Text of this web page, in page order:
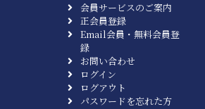
会員サービスのご案内
正会員登録
Email会員・無料会員登
録
お問い合わせ
ログイン
ログアウト
パスワードを忘れた方